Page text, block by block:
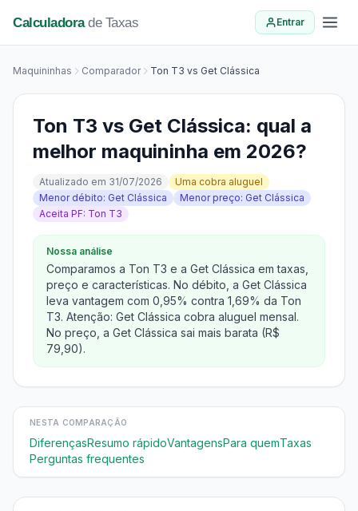
Calculadorade Taxas Entrar
Maquininhas Comparador Ton T3 vs Get Clássica
Ton T3 vs Get Clássica: qual a
melhor maquininha em 2026?
Atualizado em 31/07/2026
Uma cobra aluguel
Menor débito: Get Clássica
Menor preço: Get Clássica
Aceita PF: Ton T3
Nossa análise
Comparamos a Ton T3 e a Get Clássica em taxas,
preço e características. No débito, a Get Clássica
leva vantagem com 0,95% contra 1,69% da Ton
T3. Atenção: Get Clássica cobra aluguel mensal.
No preço, a Get Clássica sai mais barata (R$
79,90).
NESTA COMPARAÇÃO
DiferençasResumo rápidoVantagensPara quemTaxas
Perguntas frequentes